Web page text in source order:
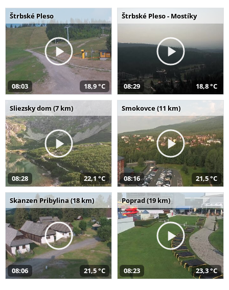
Štrbské Pleso
08:03 18,9 °C
Štrbské Pleso - Mostíky
08:29 18,8 °C
Sliezsky dom (7 km)
08:28 22,1 °C
Smokovce (11 km)
08:16 21,5 °C
Skanzen Pribylina (18 km)
08:06 21,5 °C
Poprad (19 km)
08:23 23,3 °C